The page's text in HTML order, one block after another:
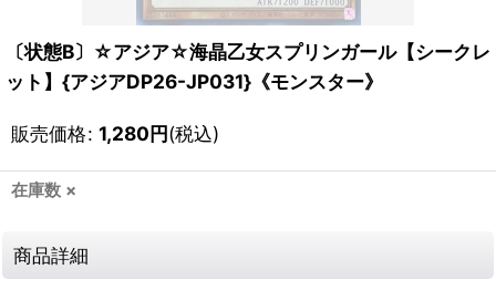
〔状態B〕☆アジア☆海晶乙女スプリンガール【シークレ
ット】{アジアDP26-JP031}《モンスター》
販売価格: 1,280円(税込)
在庫数 ×
商品詳細